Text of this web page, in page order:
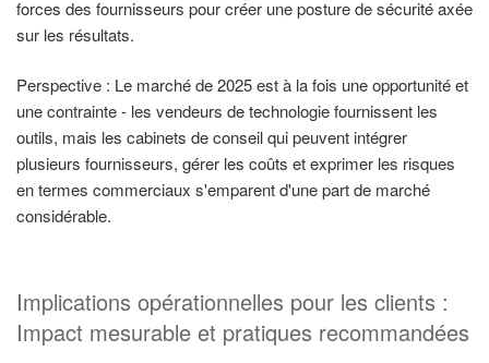
forces des fournisseurs pour créer une posture de sécurité axée
sur les résultats.
Perspective : Le marché de 2025 est à la fois une opportunité et
une contrainte - les vendeurs de technologie fournissent les
outils, mais les cabinets de conseil qui peuvent intégrer
plusieurs fournisseurs, gérer les coûts et exprimer les risques
en termes commerciaux s'emparent d'une part de marché
considérable.
Implications opérationnelles pour les clients :
Impact mesurable et pratiques recommandées